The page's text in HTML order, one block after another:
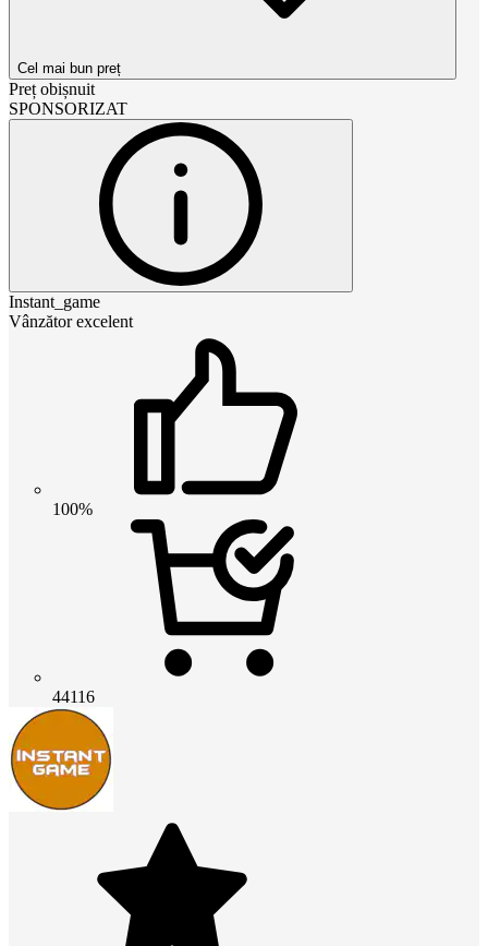
Cel mai bun preț
Preț obișnuit
SPONSORIZAT
Instant_game
Vânzător excelent
100%
44116